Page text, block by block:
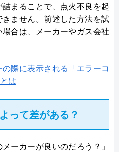
まることで、点火不良を起
ません。前述した方法を試
合は、メーカーやガス会社
際に表示される「エラーコ
は
って差がある？
ーカーが良いのだろう？」